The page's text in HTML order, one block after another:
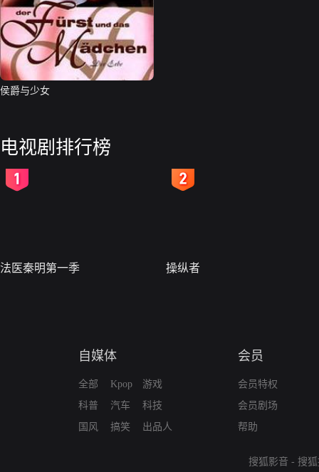
侯爵与少女
电视剧排行榜
法医秦明第一季 操纵者
自媒体
全部
科普
国风
Kpop
汽车
搞笑
游戏
科技
出品人
会员
会员特权
会员剧场
帮助
搜狐影音 - 搜